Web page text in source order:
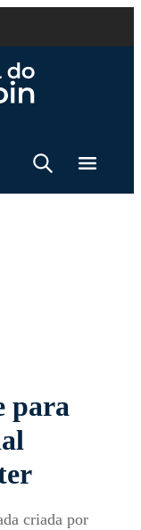
para
criada por